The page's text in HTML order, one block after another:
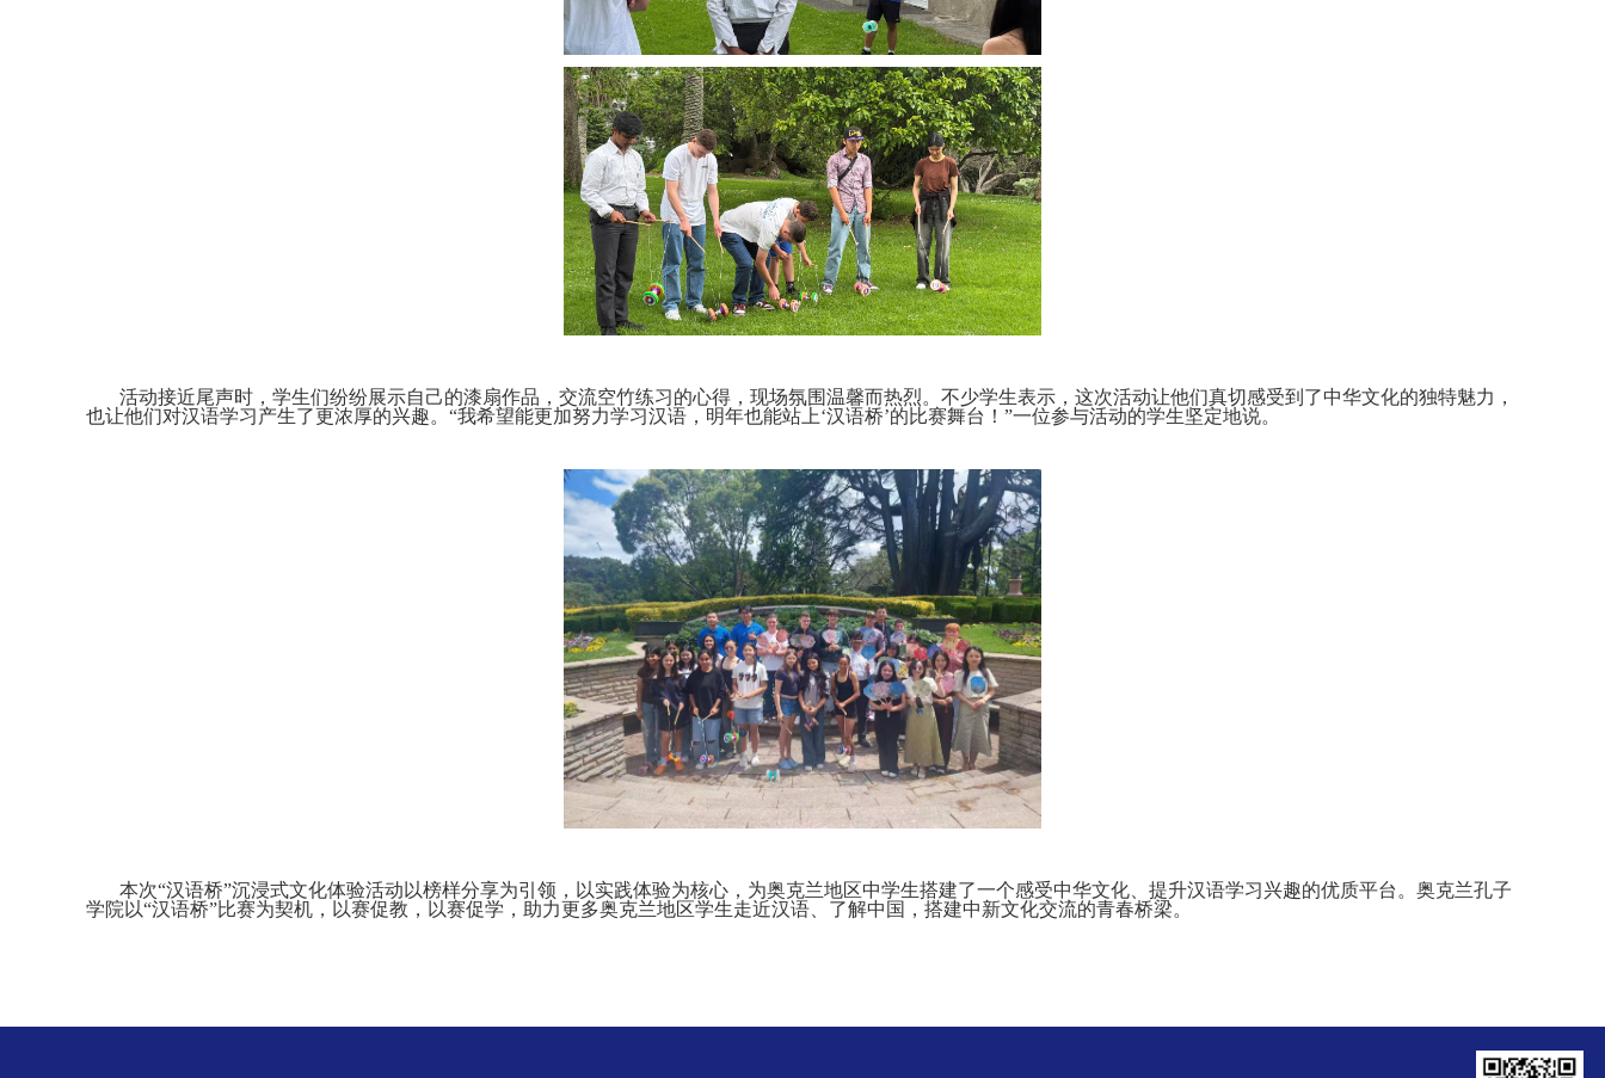
活动接近尾声时，学生们纷纷展示自己的漆扇作品，交流空竹练习的心得，现场氛围温馨而热烈。不少学生表示，这次活动让他们真切感受到了中华文化的独特魅力，
也让他们对汉语学习产生了更浓厚的兴趣。“我希望能更加努力学习汉语，明年也能站上‘汉语桥’的比赛舞台！”一位参与活动的学生坚定地说。
本次“汉语桥”沉浸式文化体验活动以榜样分享为引领，以实践体验为核心，为奥克兰地区中学生搭建了一个感受中华文化、提升汉语学习兴趣的优质平台。奥克兰孔子
学院以“汉语桥”比赛为契机，以赛促教，以赛促学，助力更多奥克兰地区学生走近汉语、了解中国，搭建中新文化交流的青春桥梁。